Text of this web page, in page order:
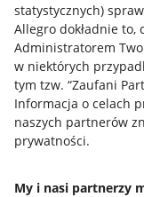
statystycznych)
Allegro dokładnie to,
Administratorem
w niektórych
tym tzw. “Zaufani
Informacja o celach
naszych partnerów
prywatności.
My i nasi partnerzy
Przydatne
Jak to działa